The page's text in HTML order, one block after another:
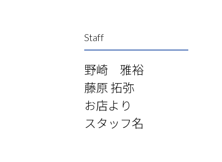
Staff
野崎 雅裕
藤原 拓弥
お店より
スタッフ名